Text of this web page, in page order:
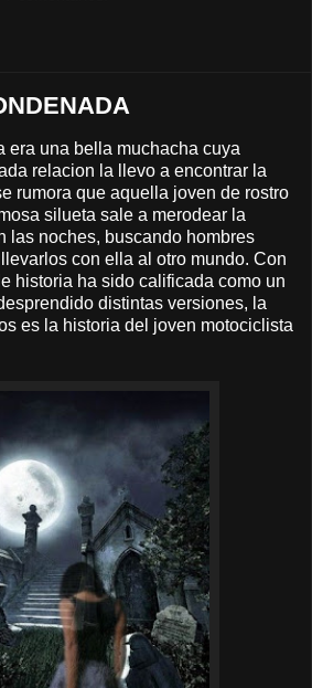
era una bella muchacha cuya
relacion la llevo a encontrar la
rumora que aquella joven de rostro
silueta sale a merodear la
las noches, buscando hombres
con ella al otro mundo. Con
historia ha sido calificada como un
distintas versiones, la
es la historia del joven motociclista